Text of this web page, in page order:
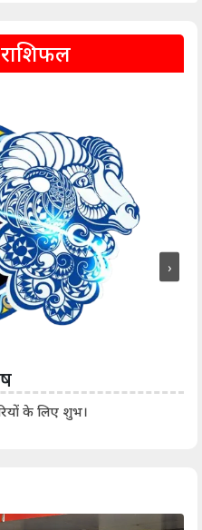
के लिए शुभ।
›